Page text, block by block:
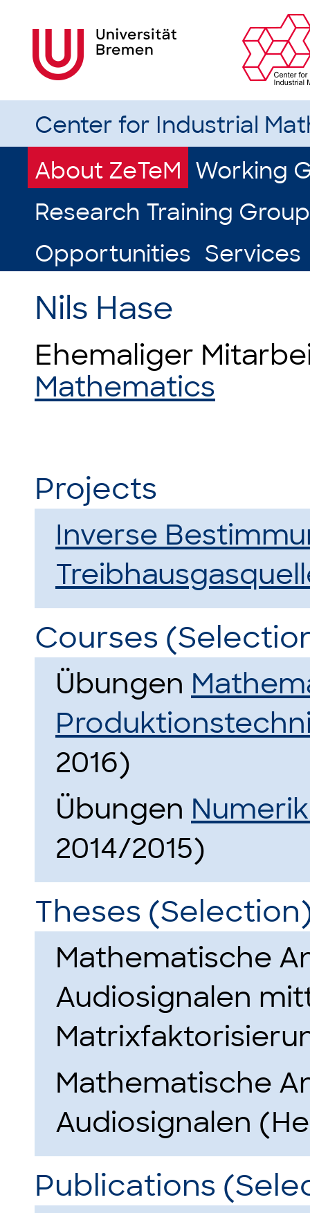
Center for Industrial
About ZeTeM Working
Research Training
Opportunities Services
Nils Hase
Ehemaliger
Mathematics
Projects
Inverse
Courses
Übungen
2016)
Übungen Numerik
2014/2015)
Theses
Mathematische
Audiosignalen
Mathematische
Audiosignalen
Publications